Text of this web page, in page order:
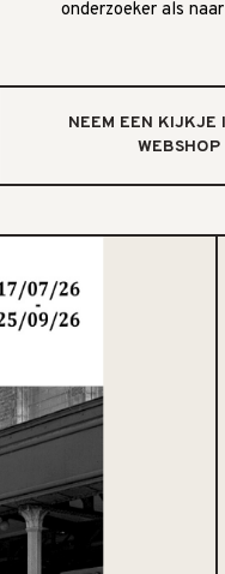
onderzoeker als
NEEM EEN KIJKJE
WEBSHOP